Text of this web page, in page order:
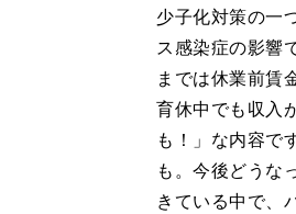
少子化対策の一
ス感染症の影響
までは休業前賃
育休中でも収入
も！」な内容で
も。今後どうな
きている中で、